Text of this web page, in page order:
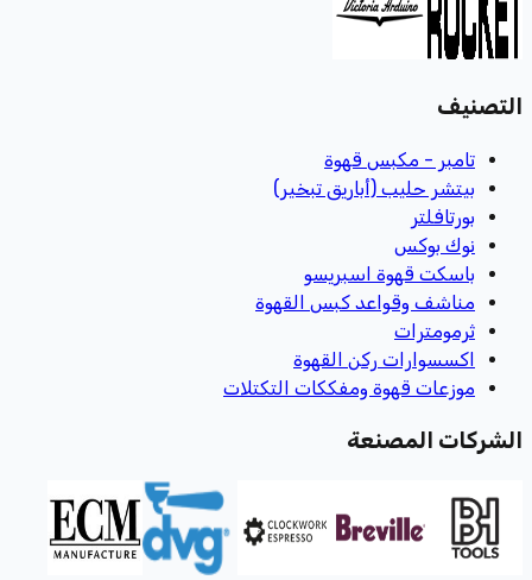
التصنيف
تامبر - مكبس قهوة
بيتشر حليب (أباريق تبخير)
بورتافلتر
نوك بوكس
باسكت قهوة اسبريسو
مناشف وقواعد كبس القهوة
ثرمومترات
اكسسوارات ركن القهوة
موزعات قهوة ومفككات التكتلات
الشركات المصنعة